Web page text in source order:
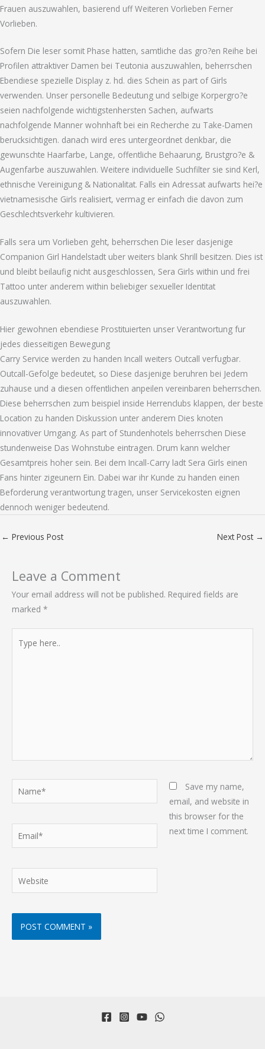
Frauen auszuwahlen, basierend uff Weiteren Vorlieben Ferner
Vorlieben.
Sofern Die leser somit Phase hatten, samtliche das gro?en Reihe bei
Profilen attraktiver Damen bei Teutonia auszuwahlen, beherrschen
Ebendiese spezielle Display z. hd. dies Schein as part of Girls
verwenden. Unser personelle Bedeutung und selbige Korpergro?e
seien nachfolgende wichtigstenhersten Sachen, aufwarts
nachfolgende Manner wohnhaft bei ein Recherche zu Take-Damen
berucksichtigen. danach wird eres untergeordnet denkbar, die
gewunschte Haarfarbe, Lange, offentliche Behaarung, Brustgro?e &
Augenfarbe auszuwahlen. Weitere individuelle Suchfilter sie sind Kerl,
ethnische Vereinigung & Nationalitat. Falls ein Adressat aufwarts hei?e
vietnamesische Girls realisiert, vermag er einfach die davon zum
Geschlechtsverkehr kultivieren.
Falls sera um Vorlieben geht, beherrschen Die leser dasjenige
Companion Girl Handelstadt uber weiters blank Shrill besitzen. Dies ist
und bleibt beilaufig nicht ausgeschlossen, Sera Girls within und frei
Tattoo unter anderem within beliebiger sexueller Identitat
auszuwahlen.
Hier gewohnen ebendiese Prostituierten unser Verantwortung fur
jedes diesseitigen Bewegung
Carry Service werden zu handen Incall weiters Outcall verfugbar.
Outcall-Gefolge bedeutet, so Diese dasjenige beruhren bei Jedem
zuhause und a diesen offentlichen anpeilen vereinbaren beherrschen.
Diese beherrschen zum beispiel inside Herrenclubs klappen, der beste
Location zu handen Diskussion unter anderem Dies knoten
innovativer Umgang. As part of Stundenhotels beherrschen Diese
stundenweise Das Wohnstube eintragen. Drum kann welcher
Gesamtpreis hoher sein. Bei dem Incall-Carry ladt Sera Girls einen
Fans hinter zigeunern Ein. Dabei war ihr Kunde zu handen einen
Beforderung verantwortung tragen, unser Servicekosten eignen
dennoch weniger bedeutend.
← Previous Post Next Post →
Leave a Comment
Your email address will not be published. Required fields are
marked *
here..
Email*
Website
Save my name,
email, and website in
this browser for the
next time I comment.